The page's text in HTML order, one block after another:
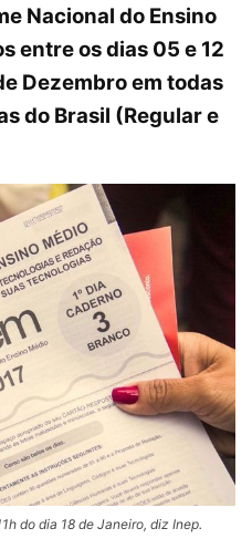
Nacional do Ensino
entre os dias 05 e 12
Dezembro em todas
do Brasil (Regular e
do dia 18 de Janeiro, diz Inep.